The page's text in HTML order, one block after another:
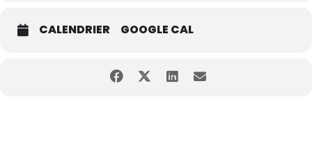
CALENDRIER GOOGLE CAL